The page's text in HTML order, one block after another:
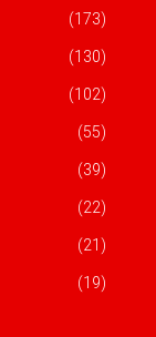
(173)
(130)
(102)
(55)
(39)
(22)
(21)
(19)